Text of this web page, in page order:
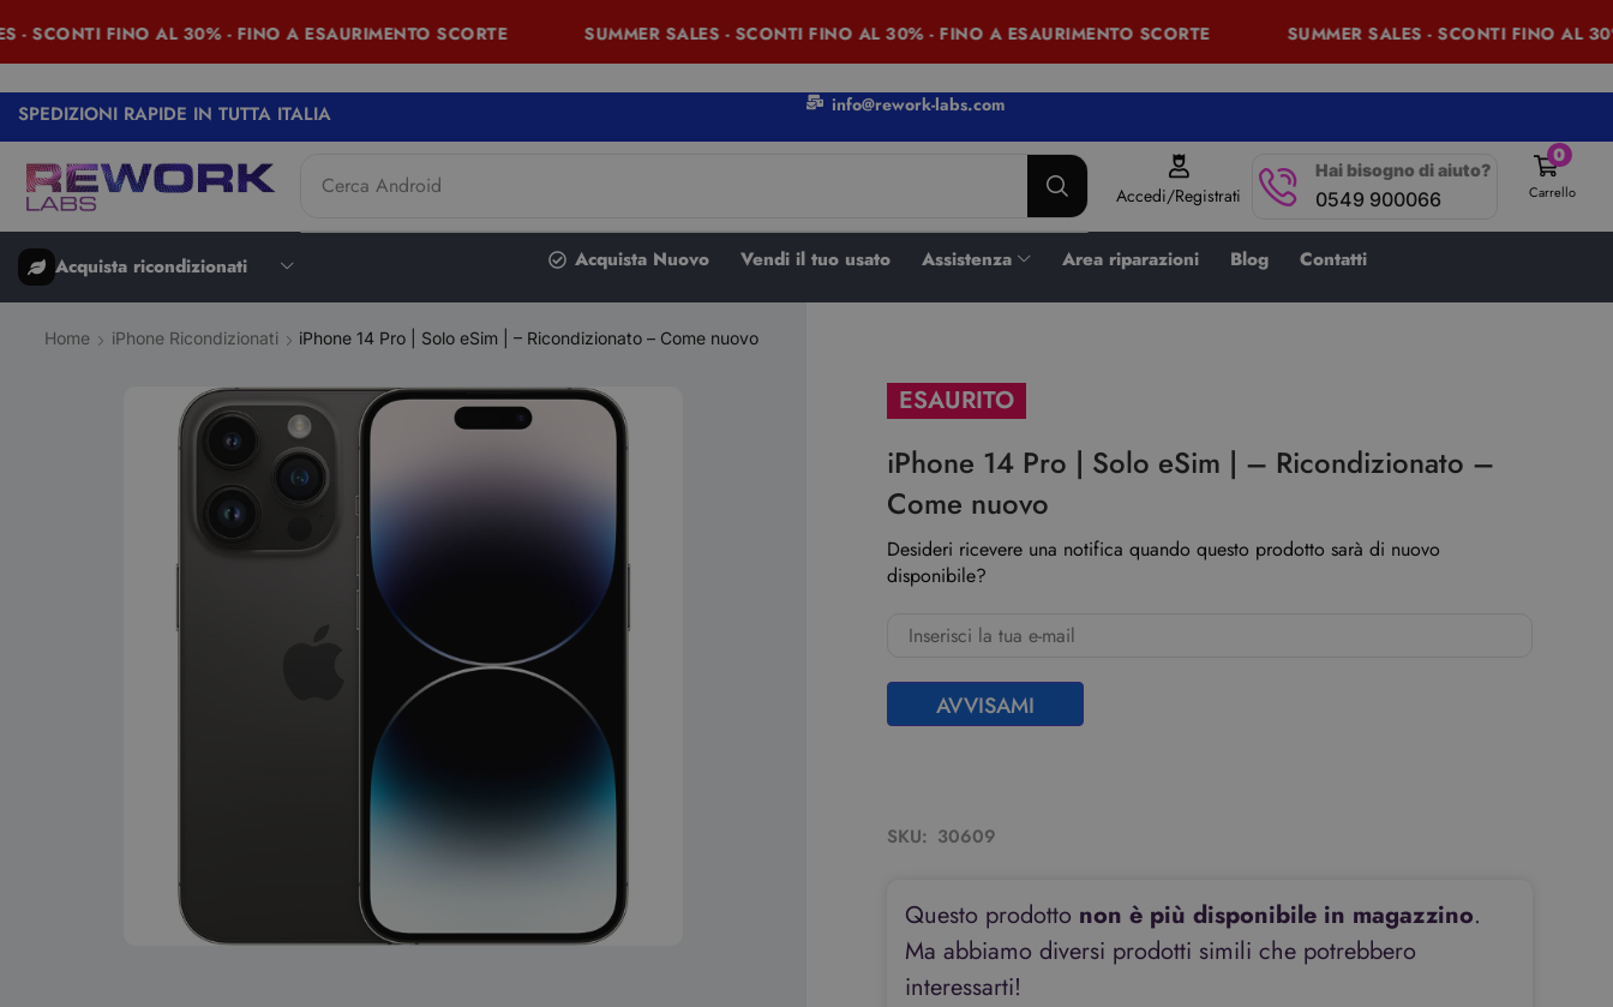
FINO AL 30% - FINO A ESAURIMENTO SCORTE SUMMER SALES - SCONTI FINO AL 30% - FINO A ESAURIMENTO SCORTE SUMMER SALES - SCONTI FINO AL 30%
SPEDIZIONI RAPIDE IN TUTTA ITALIA info@rework-labs.com
Cerca iPad Accedi/Registrati
Hai bisogno di aiuto?
0549 900066
0
Carrello
Acquista ricondizionati Acquista Nuovo Vendi il tuo usato Assistenza Area riparazioni Blog Contatti
Home iPhone Ricondizionati iPhone 14 Pro | Solo eSim | – Ricondizionato – Come nuovo
ESAURITO
iPhone 14 Pro | Solo eSim | – Ricondizionato –
Come nuovo
Desideri ricevere una notifica quando questo prodotto sarà di nuovo
disponibile?
AVVISAMI
SKU: 30609
Questo prodotto non è più disponibile in magazzino.
Ma abbiamo diversi prodotti simili che potrebbero
interessarti!